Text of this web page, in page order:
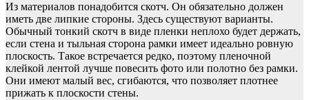
Из материалов понадобится скотч. Он обязательно должен
иметь две липкие стороны. Здесь существуют варианты.
Обычный тонкий скотч в виде пленки неплохо будет держать,
если стена и тыльная сторона рамки имеет идеально ровную
плоскость. Такое встречается редко, поэтому пленочной
клейкой лентой лучше повесить фото или полотно без рамки.
Они имеют малый вес, сгибаются, что позволяет плотнее
прижать к плоскости стены.